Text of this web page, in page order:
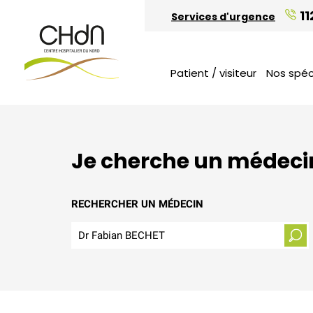
Patient / visiteur
Vous venez en visite
Nos
Services d'urgence
Je cherche un
RECHERCHER UN MÉDECIN